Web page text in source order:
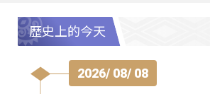
歷史上的今天
2026/ 08/ 08